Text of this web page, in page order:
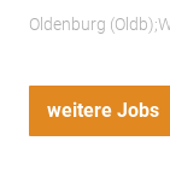
Oldenburg
weitere Jobs